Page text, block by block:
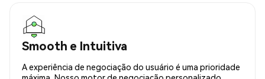
Smooth e Intuitiva
A experiência de negociação do usuário é uma prioridade